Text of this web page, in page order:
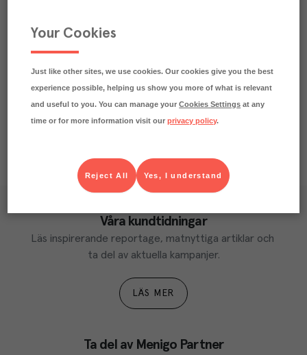
Våra kundtidningar
Läs inspirerande reportage, matnyttiga artiklar och
ta del av aktuella kampanjer.
LÄS MER
Ta del av Menigo Partner
Your Cookies
Just like other sites, we use cookies. Our cookies give you the best
experience possible, helping us show you more of what is relevant
and useful to you. You can manage yourCookies Settings at any
time or for more information visit ourprivacy policy.
Yes, I understand
Reject All